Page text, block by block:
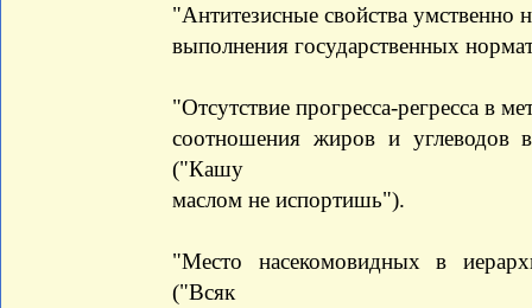
"Антитезисные свойства умственно
выполнения государственных
"Отсутствие прогресса-регресса в
соотношения жиров и углеводов
("Кашу
маслом не испортишь").
"Место насекомовидных в
("Всяк